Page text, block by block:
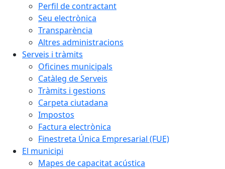
Perfil de contractant
Seu electrònica
Transparència
Altres administracions
Serveis i tràmits
Oficines municipals
Catàleg de Serveis
Tràmits i gestions
Carpeta ciutadana
Impostos
Factura electrònica
Finestreta Única Empresarial (FUE)
El municipi
Mapes de capacitat acústica